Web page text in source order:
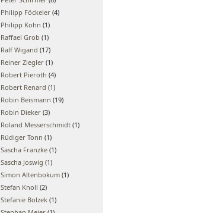
Philipp Föckeler (4)
Philipp Kohn (1)
Raffael Grob (1)
Ralf Wigand (17)
Reiner Ziegler (1)
Robert Pieroth (4)
Robert Renard (1)
Robin Beismann (19)
Robin Dieker (3)
Roland Messerschmidt (1)
Rüdiger Tonn (1)
Sascha Franzke (1)
Sascha Joswig (1)
Simon Altenbokum (1)
Stefan Knoll (2)
Stefanie Bolzek (1)